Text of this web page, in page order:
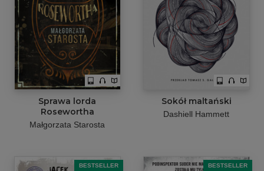
Sprawa lorda
Rosewortha
Małgorzata Starosta
Sokół maltański
Dashiell Hammett
BESTSELLER BESTSELLER